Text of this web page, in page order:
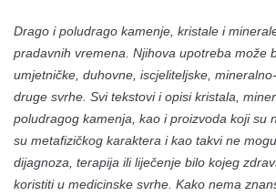
Drago i poludrago kamenje, kristale i
pradavnih vremena. Njihova upotreba može
umjetničke, duhovne, iscjeliteljske,
druge svrhe. Svi tekstovi i opisi kristala,
poludragog kamenja, kao i proizvoda koji su
su metafizičkog karaktera i kao takvi ne
dijagnoza, terapija ili liječenje bilo kojeg
koristiti u medicinske svrhe. Kako nema